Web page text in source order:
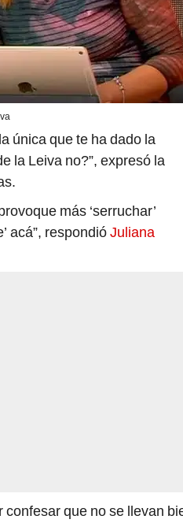
única que te ha dado la
la Leiva no?”, expresó la
más ‘serruchar’
acá”, respondióJuliana
confesar que no se llevan